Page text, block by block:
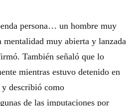
persona… un hombre muy
muy abierta y lanzada
También señaló que lo
mientras estuvo detenido en
describió como
de las imputaciones por